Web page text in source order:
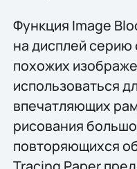
Функция Image
на дисплей серию
похожих
использоваться
впечатляющих
рисования
повторяющихся